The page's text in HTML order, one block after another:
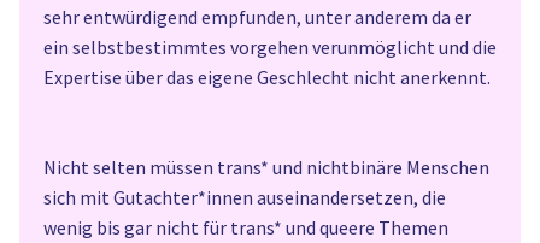
sehr entwürdigend empfunden, unter anderem da er
ein selbstbestimmtes vorgehen verunmöglicht und die
Expertise über das eigene Geschlecht nicht anerkennt.
Nicht selten müssen trans* und nichtbinäre Menschen
sich mit Gutachter*innen auseinandersetzen, die
wenig bis gar nicht für trans* und queere Themen